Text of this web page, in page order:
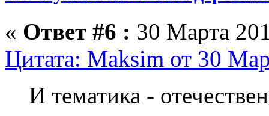
« Ответ #6 : 30 Марта
Цитата: Maksim от 30
И тематика -